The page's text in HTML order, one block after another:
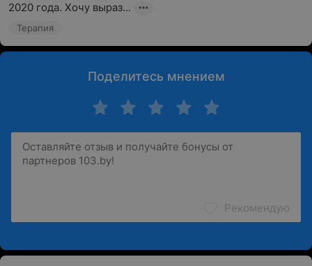
2020 года. Хочу выраз...
Терапия
Поделитесь мнением
Рекомендую